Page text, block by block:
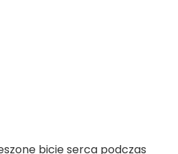
bicie serca podczas